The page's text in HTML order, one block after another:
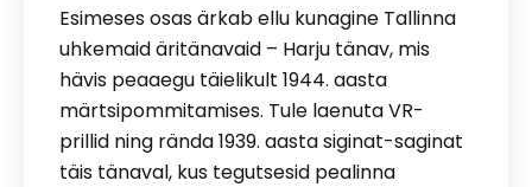
Esimeses osas ärkab ellu kunagine Tallinna
uhkemaid äritänavaid – Harju tänav, mis
hävis peaaegu täielikult 1944. aasta
märtsipommitamises. Tule laenuta VR-
prillid ning rända 1939. aasta siginat-saginat
täis tänaval, kus tegutsesid pealinna